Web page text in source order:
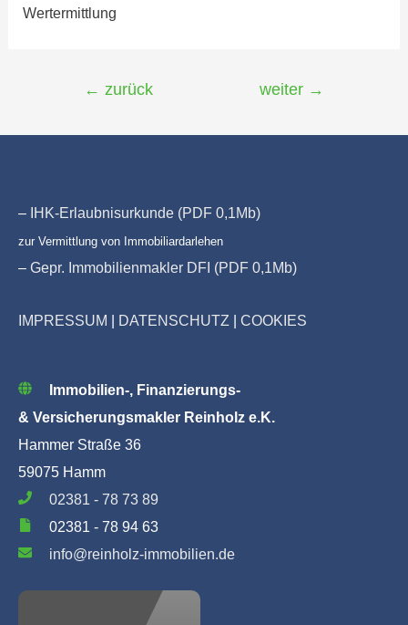
Beitragsnavigation
← zurück weiter →
– IHK-Erlaubnisurkunde (PDF 0,1Mb)
zur Vermittlung von Immobiliardarlehen
– Gepr. Immobilienmakler DFI (PDF 0,1Mb)
IMPRESSUM DATENSCHUTZ COOKIES
Immobilien-, Finanzierungs-
& Versicherungsmakler Reinholz e.K.
Hammer Straße 36
59075 Hamm
02381 - 78 73 89
02381 - 78 94 63
info@reinholz-immobilien.de